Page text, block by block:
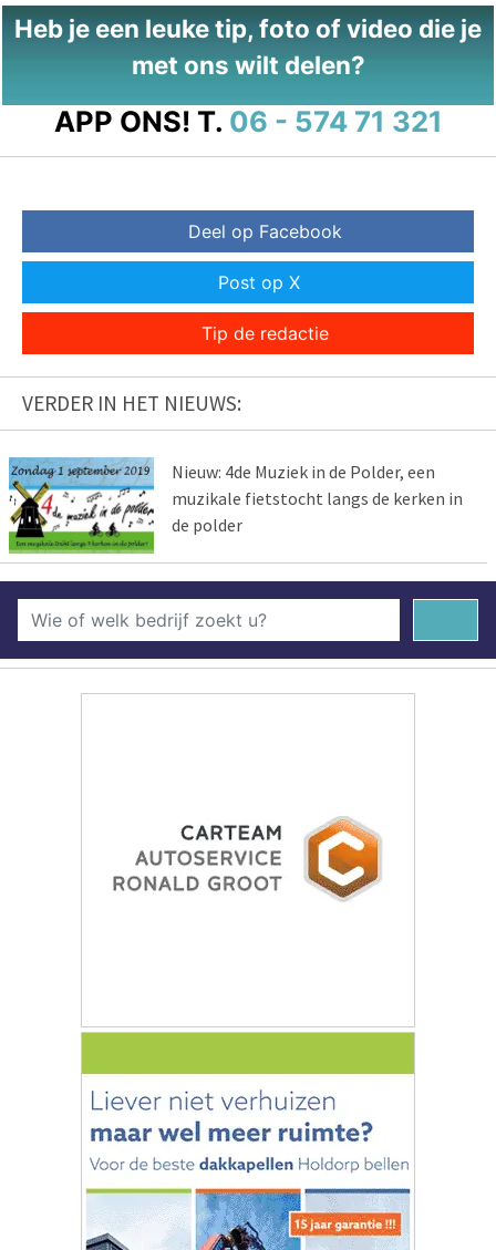
Heb je een leuke tip, foto of video die je
met ons wilt delen?
APP ONS! T. 06 - 574 71 321
Deel op Facebook
Post op X
Tip de redactie
VERDER IN HET NIEUWS:
Nieuw: 4de Muziek in de Polder, een
muzikale fietstocht langs de kerken in
de polder